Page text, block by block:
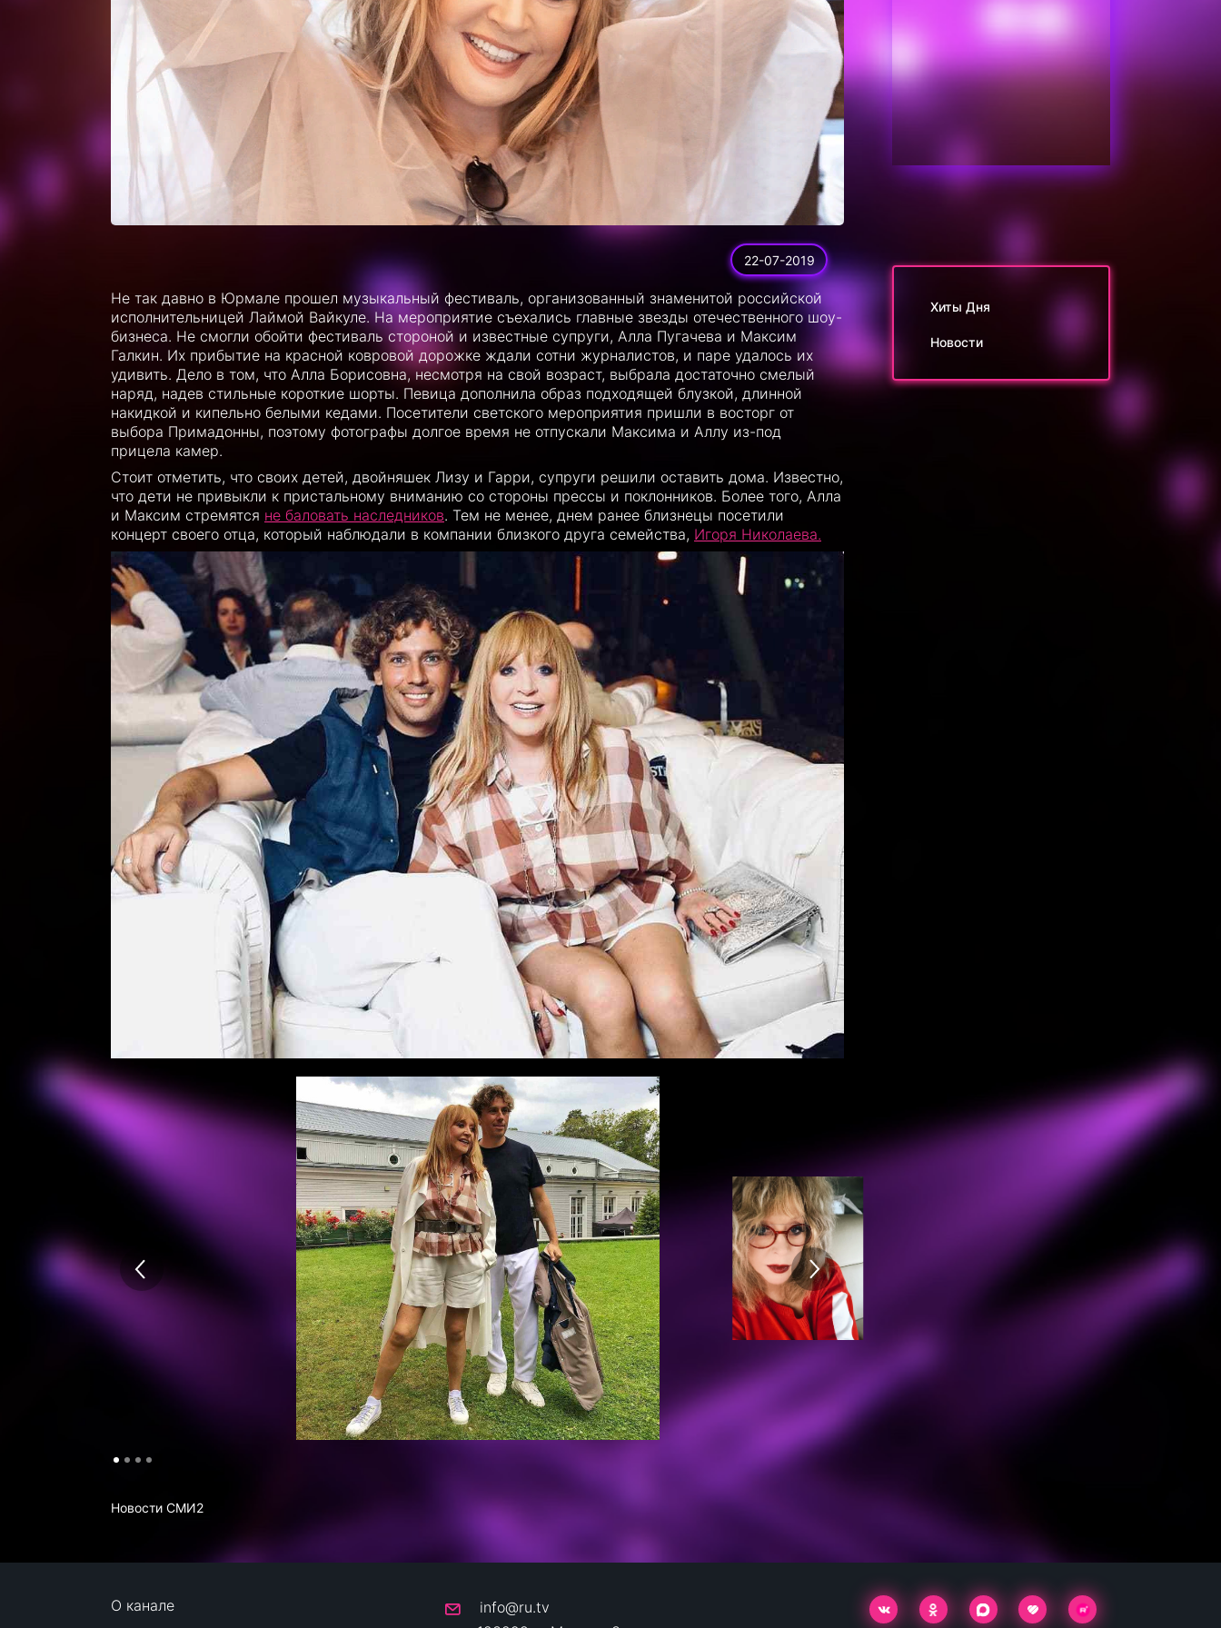
22-07-2019
Не так давно в Юрмале прошел музыкальный фестиваль, организованный знаменитой российской
исполнительницей Лаймой Вайкуле. На мероприятие съехались главные звезды отечественного шоу-
бизнеса. Не смогли обойти фестиваль стороной и известные супруги, Алла Пугачева и Максим
Галкин. Их прибытие на красной ковровой дорожке ждали сотни журналистов, и паре удалось их
удивить. Дело в том, что Алла Борисовна, несмотря на свой возраст, выбрала достаточно смелый
наряд, надев стильные короткие шорты. Певица дополнила образ подходящей блузкой, длинной
накидкой и кипельно белыми кедами. Посетители светского мероприятия пришли в восторг от
выбора Примадонны, поэтому фотографы долгое время не отпускали Максима и Аллу из-под
прицела камер.
Стоит отметить, что своих детей, двойняшек Лизу и Гарри, супруги решили оставить дома. Известно,
что дети не привыкли к пристальному вниманию со стороны прессы и поклонников. Более того, Алла
и Максим стремятся не баловать наследников. Тем не менее, днем ранее близнецы посетили
концерт своего отца, который наблюдали в компании близкого друга семейства, Игоря Николаева.
Новости СМИ2
Хиты Дня
Новости
О канале
info@ru.tv